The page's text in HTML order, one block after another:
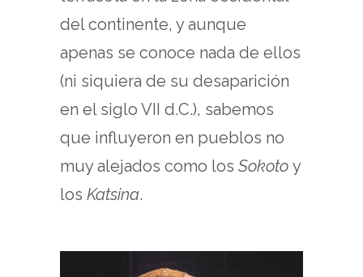
del continente, y aunque
apenas se conoce nada de ellos
(ni siquiera de su desaparición
en el siglo VII d.C.), sabemos
que influyeron en pueblos no
muy alejados como los Sokoto y
los Katsina.